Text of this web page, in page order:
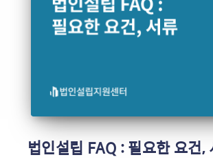
법인설립 FAQ : 필요한 요건,